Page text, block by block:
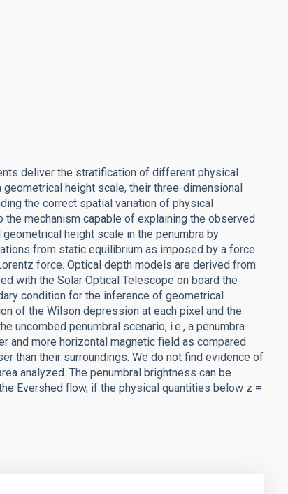
deliver the stratification of different physical
height scale, their three-dimensional
the correct spatial variation of physical
mechanism capable of explaining the observed
height scale in the penumbra by
from static equilibrium as imposed by a force
force. Optical depth models are derived from
with the Solar Optical Telescope on board the
condition for the inference of geometrical
of the Wilson depression at each pixel and the
uncombed penumbral scenario, i.e., a penumbra
and more horizontal magnetic field as compared
than their surroundings. We do not find evidence of
analyzed. The penumbral brightness can be
Evershed flow, if the physical quantities below z =